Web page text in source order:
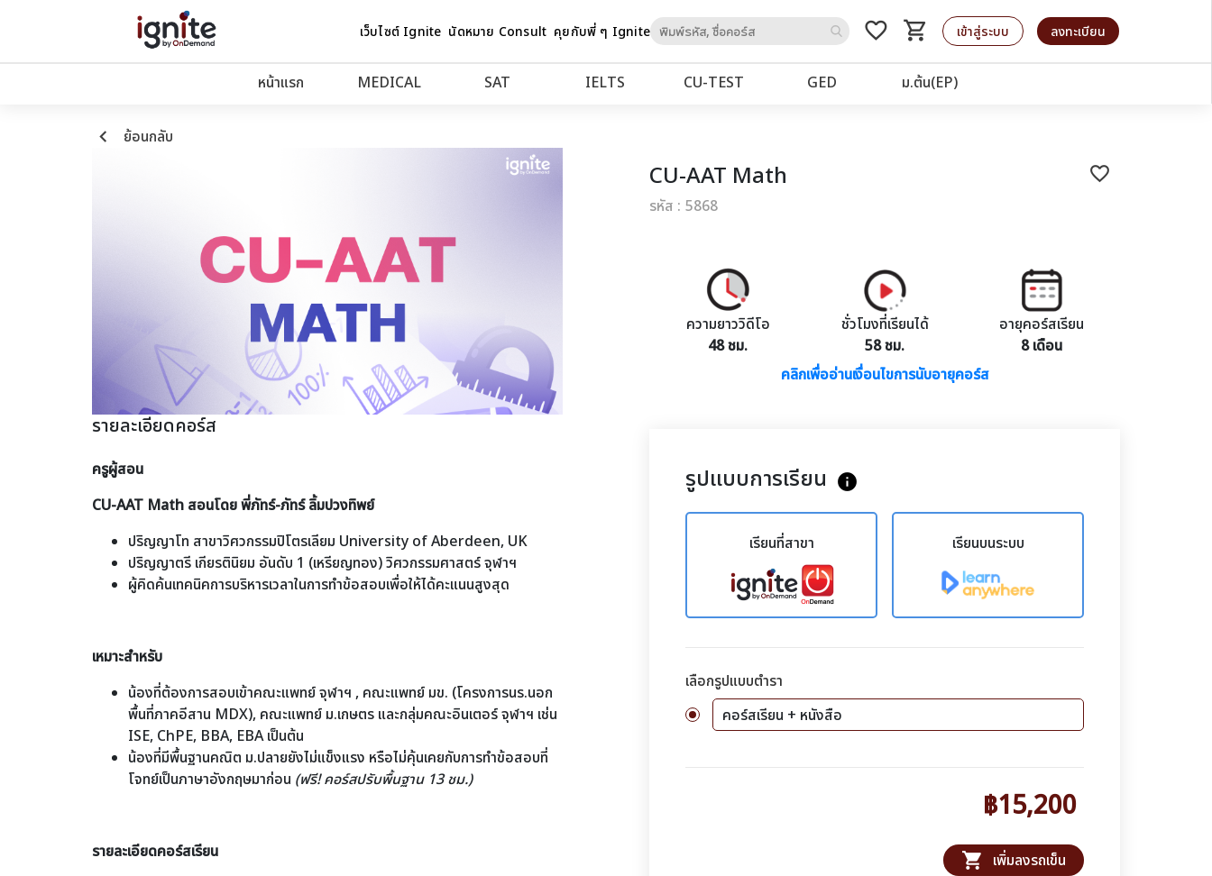
เว็บไซต์ Ignite นัดหมาย Consult คุยกับพี่ ๆ Igniteto
favorite_border shopping_cart
รถเข็น เข้าสู่ระบบ ลงทะเบียน
หน้าแรก MEDICAL SAT IELTS CU‑TEST GED ม.ต้น(EP)
keyboard_arrow_left ย้อนกลับ
favorite_border
CU-AAT Math
รหัส : 5868
ความยาววิดีโอ
48 ชม.
ชั่วโมงที่เรียนได้
58 ชม.
อายุคอร์สเรียน
8 เดือน
คลิกเพื่ออ่านเงื่อนไขการนับอายุคอร์ส
รูปแบบการเรียน info
เรียนที่สาขา เรียนบนระบบ
เลือกรูปแบบตำรา
คอร์สเรียน + หนังสือ
฿15,200
shopping_cart เพิ่มลงรถเข็น
รายละเอียดคอร์ส
ครูผู้สอน
CU-AAT Math สอนโดย พี่ภัทร์-ภัทร์ ลิ้มปวงทิพย์
ปริญญาโท สาขาวิศวกรรมปิโตรเลียม University of Aberdeen, UK
ปริญญาตรี เกียรตินิยม อันดับ 1 (เหรียญทอง) วิศวกรรมศาสตร์ จุฬาฯ
ผู้คิดค้นเทคนิคการบริหารเวลาในการทำข้อสอบเพื่อให้ได้คะแนนสูงสุด
เหมาะสำหรับ
น้องที่ต้องการสอบเข้าคณะแพทย์ จุฬาฯ , คณะแพทย์ มข. (โครงการนร.นอก
พื้นที่ภาคอีสาน MDX), คณะแพทย์ ม.เกษตร และกลุ่มคณะอินเตอร์ จุฬาฯ เช่น
ISE, ChPE, BBA, EBA เป็นต้น
น้องที่มีพื้นฐานคณิต ม.ปลายยังไม่แข็งแรง หรือไม่คุ้นเคยกับการทำข้อสอบที่
โจทย์เป็นภาษาอังกฤษมาก่อน (ฟรี! คอร์สปรับพื้นฐาน 13 ชม.)
รายละเอียดคอร์สเรียน